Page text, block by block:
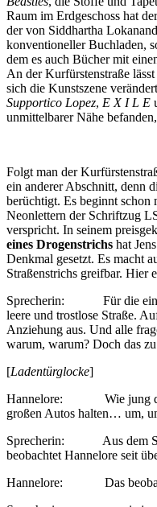
Raum im Erdgeschoss hat
der von Siddhartha
konventioneller Buchladen,
dem es auch Bücher mit
An der Kurfürstenstraße
sich die Kunstszene
Supportico Lopez, E X I L E
unmittelbarer Nähe
Folgt man der
ein anderer Abschnitt, denn
berüchtigt. Es beginnt schon
Neonlettern der Schriftzug
verspricht. In seinem
eines Drogenstrichs hat
Denkmal gesetzt. Es macht
Straßenstrichs greifbar. Hier
Sprecherin: Für die
leere und trostlose Straße.
Anziehung aus. Und alle
warum, warum? Doch das
[Ladentürglocke]
Hannelore: Wie jung die
großen Autos halten… um,
Sprecherin: Aus dem
beobachtet Hannelore seit
Hannelore: Das